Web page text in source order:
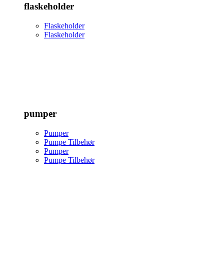
flaskeholder
Flaskeholder
Flaskeholder
pumper
Pumper
Pumpe Tilbehør
Pumper
Pumpe Tilbehør